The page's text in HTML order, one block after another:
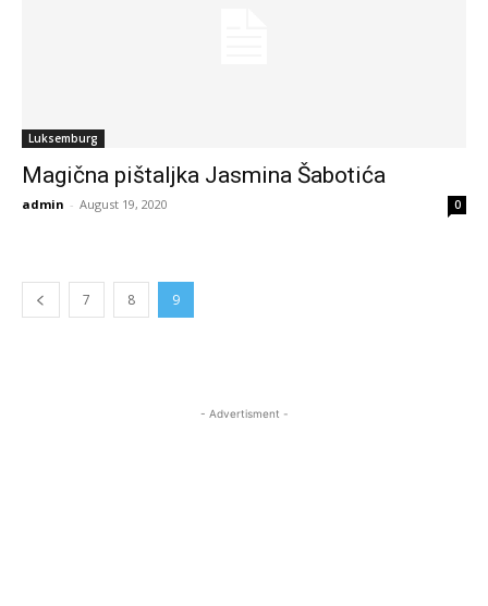
Luksemburg
Magična pištaljka Jasmina Šabotića
admin - August 19, 2020 0
7 8 9
- Advertisment -